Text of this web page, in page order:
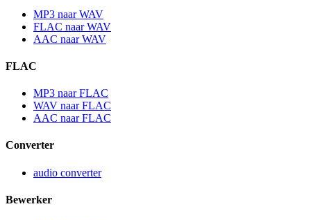
MP3 naar WAV
FLAC naar WAV
AAC naar WAV
FLAC
MP3 naar FLAC
WAV naar FLAC
AAC naar FLAC
Converter
audio converter
Bewerker